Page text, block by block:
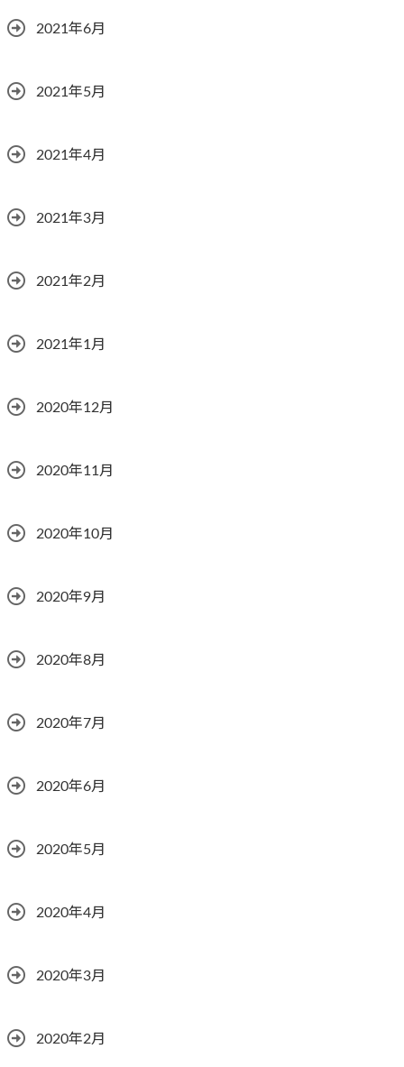
2021年6月
2021年5月
2021年4月
2021年3月
2021年2月
2021年1月
2020年12月
2020年11月
2020年10月
2020年9月
2020年8月
2020年7月
2020年6月
2020年5月
2020年4月
2020年3月
2020年2月